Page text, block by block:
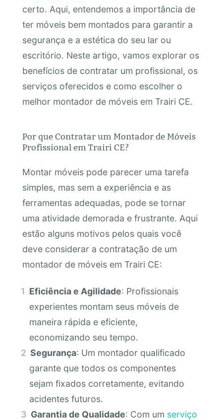
certo. Aqui, entendemos a importância de
ter móveis bem montados para garantir a
segurança e a estética do seu lar ou
escritório. Neste artigo, vamos explorar os
benefícios de contratar um profissional, os
serviços oferecidos e como escolher o
melhor montador de móveis em Trairi CE.
Por que Contratar um Montador de Móveis
Profissional em Trairi CE?
Montar móveis pode parecer uma tarefa
simples, mas sem a experiência e as
ferramentas adequadas, pode se tornar
uma atividade demorada e frustrante. Aqui
estão alguns motivos pelos quais você
deve considerar a contratação de um
montador de móveis em Trairi CE:
Eficiência e Agilidade: Profissionais
experientes montam seus móveis de
maneira rápida e eficiente,
economizando seu tempo.
Segurança: Um montador qualificado
garante que todos os componentes
sejam fixados corretamente, evitando
acidentes futuros.
Garantia de Qualidade: Com um serviço